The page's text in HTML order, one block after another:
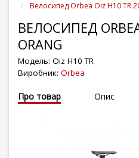
Велосипед Orbea Oiz H10 TR
ВЕЛОСИПЕД
ORANG
Модель: Oiz H10 TR
Виробник: Orbea
Про товар Опис